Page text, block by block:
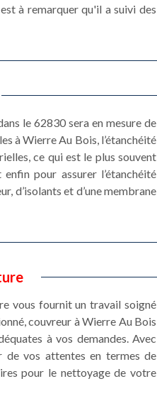
à remarquer qu'il a suivi des
le 62830 sera en mesure de
à Wierre Au Bois, l’étanchéité
ce qui est le plus souvent
pour assurer l’étanchéité
d’isolants et d’une membrane
vous fournit un travail soigné
couvreur à Wierre Au Bois
à vos demandes. Avec
de vos attentes en termes de
pour le nettoyage de votre